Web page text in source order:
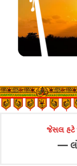
જેસલ હટે
—